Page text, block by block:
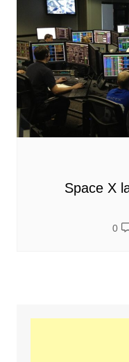
Space X
0